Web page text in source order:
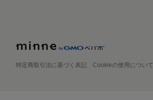
特定商取引法に基づく表記 Cookieの使用について